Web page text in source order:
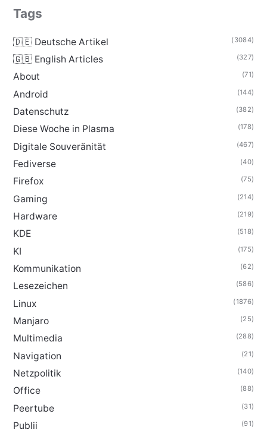
Tags
🇩🇪 Deutsche Artikel (3084)
🇬🇧 English Articles (327)
About (71)
Android (144)
Datenschutz (382)
Diese Woche in Plasma (178)
Digitale Souveränität (467)
Fediverse (40)
Firefox (75)
Gaming (214)
Hardware (219)
KDE (518)
KI (175)
Kommunikation (62)
Lesezeichen (586)
Linux (1876)
Manjaro (25)
Multimedia (288)
Navigation (21)
Netzpolitik (140)
Office (88)
Peertube (31)
Publii (91)